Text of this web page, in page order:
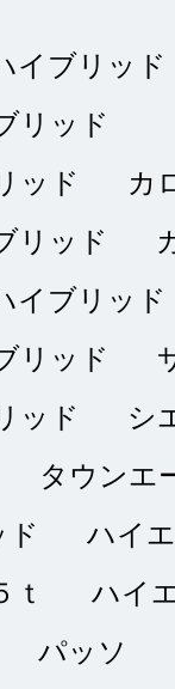
までス
店の評価
5｜ 雰囲
ら納車ま
ブリッド
リッド
ッド
カ
リッド
イブリッド
リッド
ッド
シ
タウンエ
ハイ
ハイ
パッソ